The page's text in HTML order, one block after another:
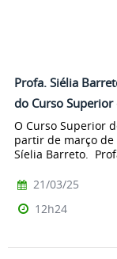
Profa. Siélia
do Curso Superior
O Curso Superior
partir de março de
Síelia Barreto.
21/03/25
12h24